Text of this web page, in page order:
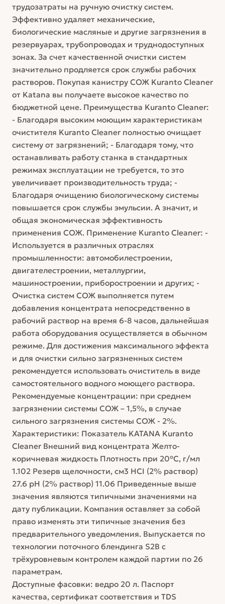
трудозатраты на ручную очистку систем.
Эффективно удаляет механические,
биологические масляные и другие загрязнения в
резервуарах, трубопроводах и труднодоступных
зонах. За счет качественной очистки систем
значительно продляется срок службы рабочих
растворов. Покупая канистру СОЖ Kuranto Cleaner
от Katana вы получаете высокое качество по
бюджетной цене. Преимущества Kuranto Cleaner:
- Благодаря высоким моющим характеристикам
очистителя Kuranto Cleaner полностью очищает
систему от загрязнений; - Благодаря тому, что
останавливать работу станка в стандартных
режимах эксплуатации не требуется, то это
увеличивает производительность труда; -
Благодаря очищению биологическому системы
повышается срок службы эмульсии. А значит, и
общая экономическая эффективность
применения СОЖ. Применение Kuranto Cleaner: -
Используется в различных отраслях
промышленности: автомобилестроении,
двигателестроении, металлургии,
машиностроении, приборостроении и других; -
Очистка систем СОЖ выполняется путем
добавления концентрата непосредственно в
рабочий раствор на время 6-8 часов, дальнейшая
работа оборудования осуществляется в обычном
режиме. Для достижения максимального эффекта
и для очистки сильно загрязненных систем
рекомендуется использовать очиститель в виде
самостоятельного водного моющего раствора.
Рекомендуемые концентрации: при среднем
загрязнении системы СОЖ – 1,5%, в случае
сильного загрязнения системы СОЖ - 2%.
Характеристики: Показатель KATANA Kuranto
Cleaner Внешний вид концентрата Желто-
коричневая жидкость Плотность при 20°С, г/мл
1.102 Резерв щелочности, см3 НСІ (2% раствор)
27.6 рН (2% раствор) 11.06 Приведенные выше
значения являются типичными значениями на
дату публикации. Компания оставляет за собой
право изменять эти типичные значения без
предварительного уведомления. Выпускается по
технологии поточного блендинга S2B с
трёхуровневым контролем каждой партии по 26
параметрам.
Доступные фасовки: ведро 20 л. Паспорт
качества, сертификат соответствия и TDS